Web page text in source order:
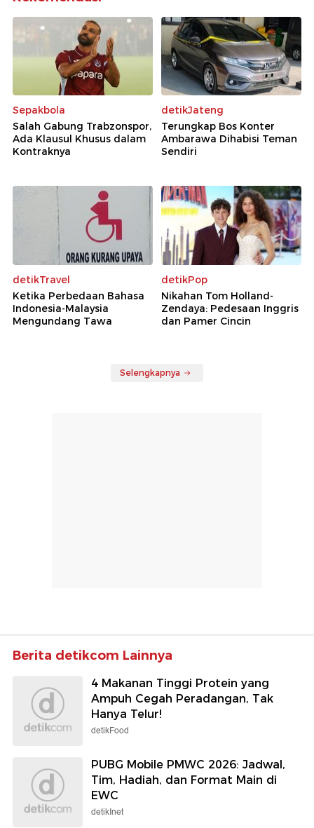
Sepakbola
Salah Gabung Trabzonspor,
Ada Klausul Khusus dalam
Kontraknya
detikJateng
Terungkap Bos Konter
Ambarawa Dihabisi Teman
Sendiri
detikTravel
Ketika Perbedaan Bahasa
Indonesia-Malaysia
Mengundang Tawa
detikPop
Nikahan Tom Holland-
Zendaya: Pedesaan Inggris
dan Pamer Cincin
Selengkapnya
Berita detikcom Lainnya
4 Makanan Tinggi Protein yang
Ampuh Cegah Peradangan, Tak
Hanya Telur!
detikFood
PUBG Mobile PMWC 2026: Jadwal,
Tim, Hadiah, dan Format Main di
EWC
detikInet